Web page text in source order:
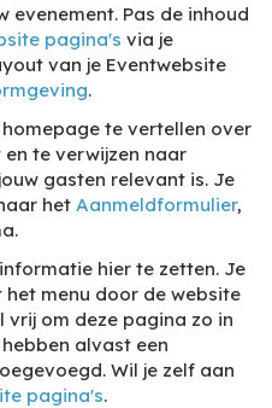
evenement. Pas de inhoud
pagina's via je
van je Eventwebsite
.
te vertellen over
te verwijzen naar
gasten relevant is. Je
het Aanmeldformulier,
hier te zetten. Je
het menu door de website
vrij om deze pagina zo in
alvast een
Wil je zelf aan
pagina's.